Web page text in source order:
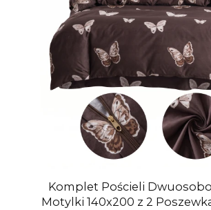
Komplet Pościeli
Motylki 140x200 z 2